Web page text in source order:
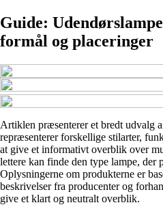
Guide:
formål og placeringer
Artiklen præsenterer et bredt udvalg
repræsenterer forskellige stilarter,
at give et informativt overblik over
lettere kan finde den type lampe, der
Oplysningerne om produkterne er
beskrivelser fra producenter og
give et klart og neutralt overblik.